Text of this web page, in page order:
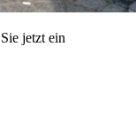
jetzt ein